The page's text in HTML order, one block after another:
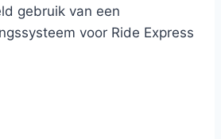
gebruik van een
voor Ride Express